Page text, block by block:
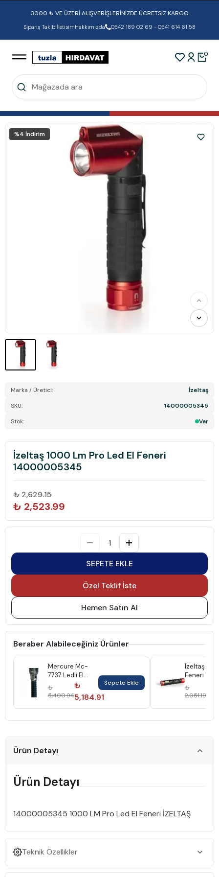
3000 ₺ VE ÜZERİ ALIŞVERİŞLERİNİZDE ÜCRETSİZ KARGO
Sipariş TakibiİletisimHakkımızda 0542 189 02 69 - 0541 614 61 58
0
%4 İndirim
Marka / Üretici:
İzeltaş
SKU:
14000005345
Stok:
Var
İzeltaş 1000 Lm Pro Led El Feneri
14000005345
₺ 2,629.15
₺ 2,523.99
SEPETE EKLE
Özel Teklif İste
Hemen Satın Al
Beraber Alabileceğiniz Ürünler
Mercure Mc-
7737 Ledli El
Feneri Şarjlı
₺
5,400.94
₺
5,184.91
Sepete Ekle
İzeltaş Led
Feneri
₺
2,051.19
Ürün Detayı
Ürün Detayı
14000005345 1000 LM Pro Led El Feneri İZELTAŞ
Teknik Özellikler